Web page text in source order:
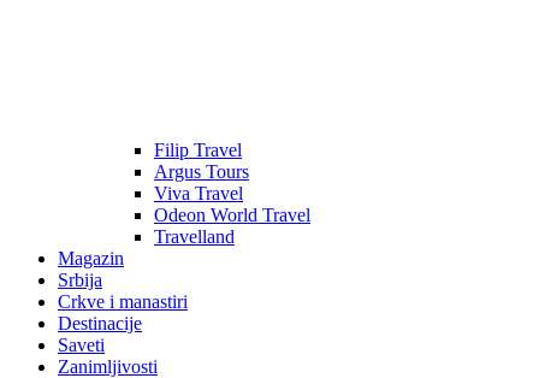
Filip Travel
Argus Tours
Viva Travel
Odeon World Travel
Travelland
Magazin
Srbija
Crkve i manastiri
Destinacije
Saveti
Zanimljivosti